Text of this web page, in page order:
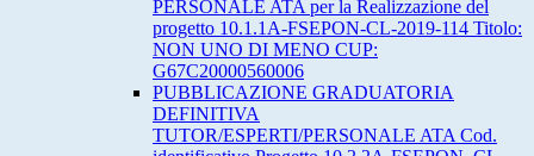
PERSONALE ATA per la Realizzazione del
progetto 10.1.1A-FSEPON-CL-2019-114 Titolo:
NON UNO DI MENO CUP:
G67C20000560006
PUBBLICAZIONE GRADUATORIA
DEFINITIVA
TUTOR/ESPERTI/PERSONALE ATA Cod.